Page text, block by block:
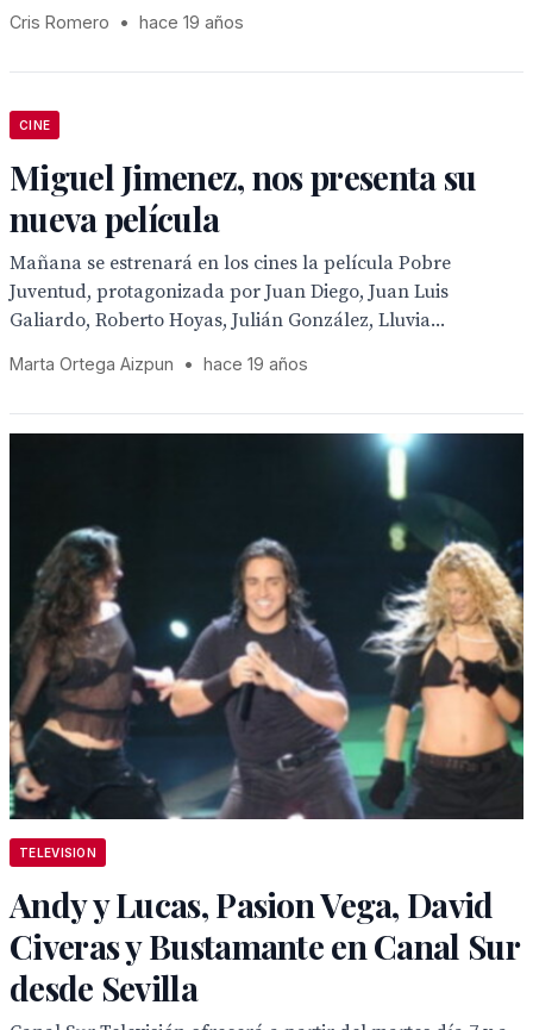
Cris Romero • hace 19 años
CINE
Miguel Jimenez, nos presenta su
nueva película
Mañana se estrenará en los cines la película Pobre
Juventud, protagonizada por Juan Diego, Juan Luis
Galiardo, Roberto Hoyas, Julián González, Lluvia...
Marta Ortega Aizpun • hace 19 años
TELEVISION
Andy y Lucas, Pasion Vega, David
Civeras y Bustamante en Canal Sur
desde Sevilla